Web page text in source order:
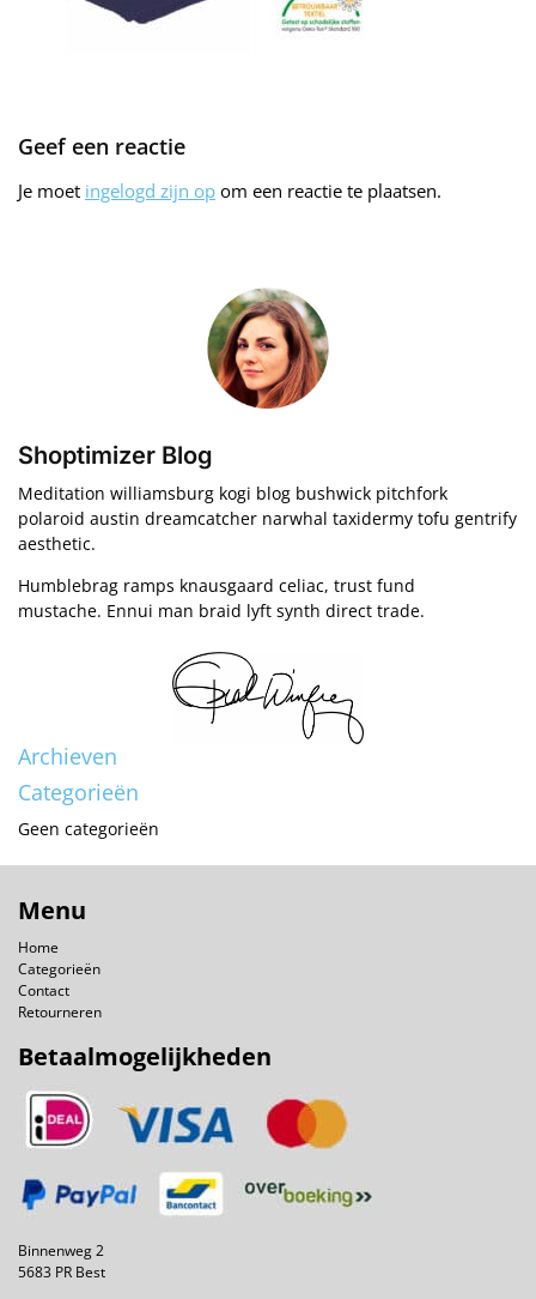
Geef een reactie
Je moet ingelogd zijn op om een reactie te plaatsen.
Shoptimizer Blog
Meditation williamsburg kogi blog bushwick pitchfork
polaroid austin dreamcatcher narwhal taxidermy tofu gentrify
aesthetic.
Humblebrag ramps knausgaard celiac, trust fund
mustache. Ennui man braid lyft synth direct trade.
Archieven
Categorieën
Geen categorieën
Menu
Home
Categorieën
Contact
Retourneren
Betaalmogelijkheden
Binnenweg 2
5683 PR Best